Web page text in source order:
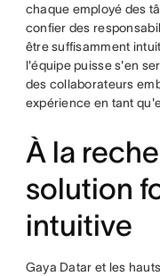
chaque employé des
confier des
être suffisamment
l'équipe puisse s'en
des collaborateurs
expérience en tant
À la
solution
intuitive
Gaya Datar et les